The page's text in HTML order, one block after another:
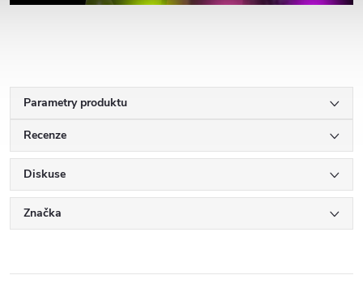
Parametry produktu
Recenze
Diskuse
Značka